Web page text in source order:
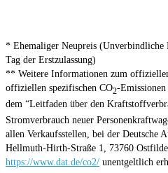
* Ehemaliger Neupreis (Unverbindliche
Tag der Erstzulassung)
** Weitere Informationen zum
offiziellen spezifischen CO2-Emissionen
dem “Leitfaden über den
Stromverbrauch neuer
allen Verkaufsstellen, bei der Deutsche
Hellmuth-Hirth-Straße 1, 73760
https://www.dat.de/co2/ unentgeltlich